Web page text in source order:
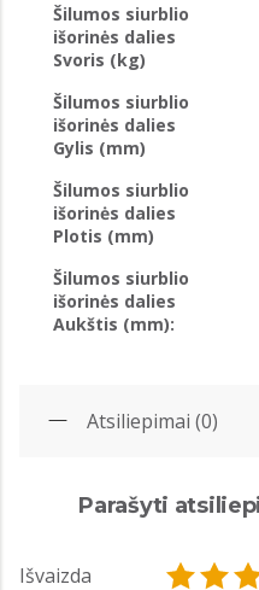
Šilumos siurblio
išorinės dalies
Svoris (kg)
Šilumos siurblio
išorinės dalies
Gylis (mm)
Šilumos siurblio
išorinės dalies
Plotis (mm)
Šilumos siurblio
išorinės dalies
Aukštis (mm):
Atsiliepimai (0)
Parašyti
Išvaizda